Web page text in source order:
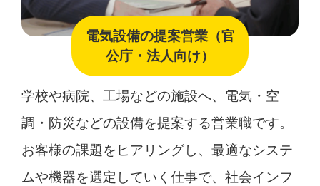
電気設備の提案営業（官
公庁・法人向け）
学校や病院、工場などの施設へ、電気・空
調・防災などの設備を提案する営業職です。
お客様の課題をヒアリングし、最適なシステ
ムや機器を選定していく仕事で、社会インフ